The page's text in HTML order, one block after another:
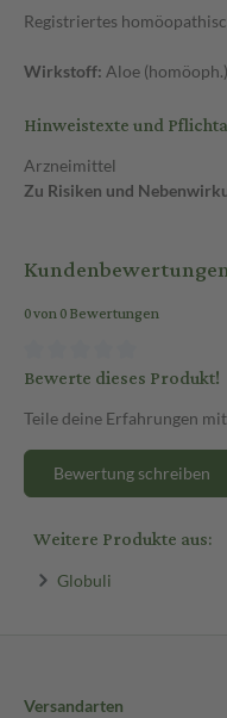
Registriertes
Wirkstoff: Aloe (homöoph.)
Hinweistexte und
Arzneimittel
Zu Risiken und
0 von 0 Bewertungen
Bewerte dieses Produkt!
Teile deine Erfahrungen
Bewertung schreiben
Weitere Produkte aus:
Globuli
Versandarten